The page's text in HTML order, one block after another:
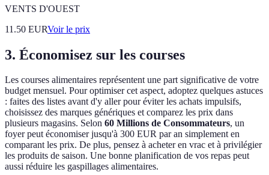
VENTS D'OUEST
11.50 EURVoir le prix
3. Économisez sur les courses
Les courses alimentaires représentent une part significative de votre
budget mensuel. Pour optimiser cet aspect, adoptez quelques astuces
: faites des listes avant d'y aller pour éviter les achats impulsifs,
choisissez des marques génériques et comparez les prix dans
plusieurs magasins. Selon 60 Millions de Consommateurs, un
foyer peut économiser jusqu'à 300 EUR par an simplement en
comparant les prix. De plus, pensez à acheter en vrac et à privilégier
les produits de saison. Une bonne planification de vos repas peut
aussi réduire les gaspillages alimentaires.